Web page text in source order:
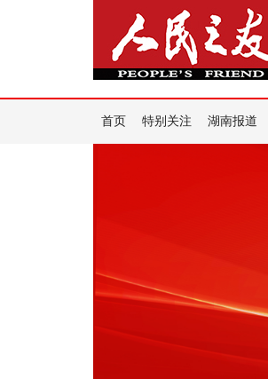
首页 特别关注 湖南报道